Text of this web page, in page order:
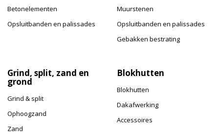
Betonelementen
Opsluitbanden en palissades
Muurstenen
Opsluitbanden en palissades
Gebakken bestrating
Grind, split, zand en
grond
Grind & split
Ophoogzand
Zand
Blokhutten
Blokhutten
Dakafwerking
Accessoires